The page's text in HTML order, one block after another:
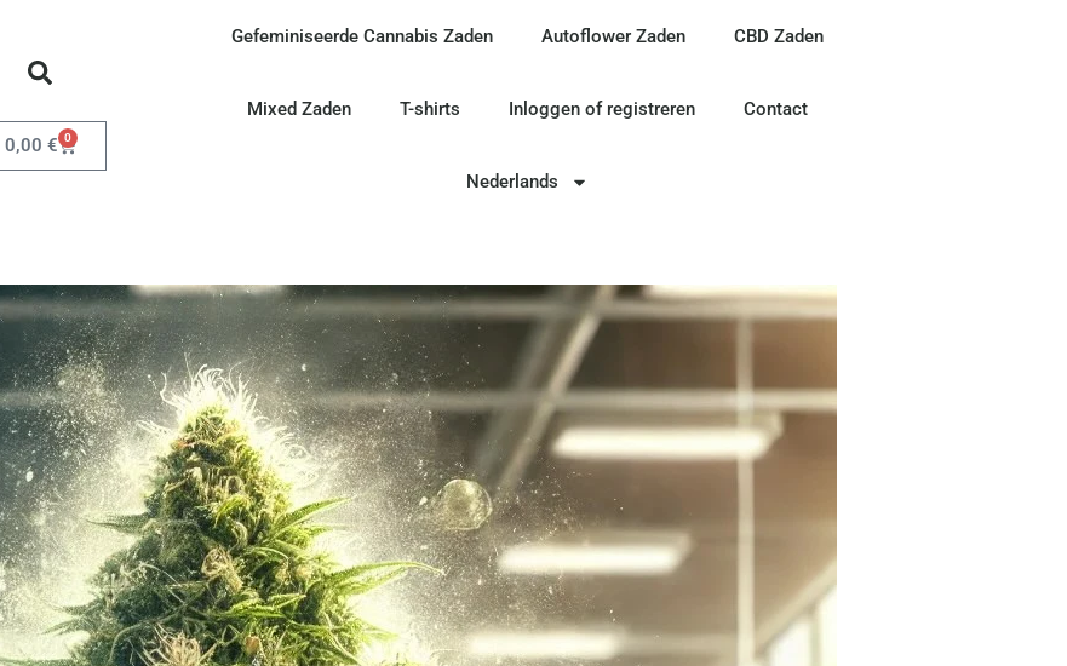
0,00 € 0
Gefeminiseerde Cannabis Zaden Autoflower Zaden CBD Zaden
Mixed Zaden T-shirts Inloggen of registreren Contact
Nederlands